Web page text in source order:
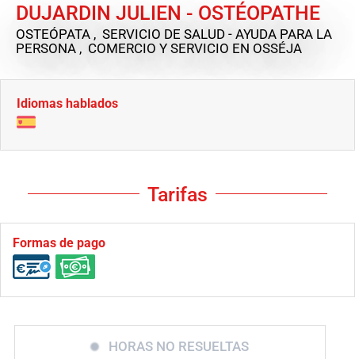
DUJARDIN JULIEN - OSTÉOPATHE
OSTEÓPATA , SERVICIO DE SALUD - AYUDA PARA LA
PERSONA , COMERCIO Y SERVICIO EN OSSÉJA
Idiomas hablados
Tarifas
Formas de pago
HORAS NO RESUELTAS